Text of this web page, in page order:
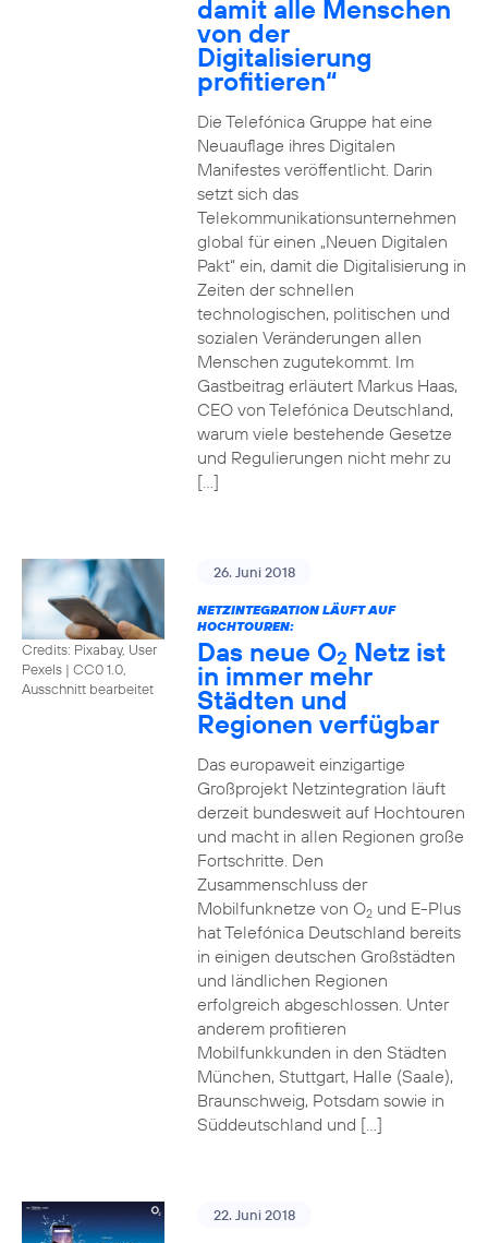
damit alle Menschen
von der
Digitalisierung
profitieren“
Die Telefónica Gruppe hat eine
Neuauflage ihres Digitalen
Manifestes veröffentlicht. Darin
setzt sich das
Telekommunikationsunternehmen
global für einen „Neuen Digitalen
Pakt“ ein, damit die Digitalisierung in
Zeiten der schnellen
technologischen, politischen und
sozialen Veränderungen allen
Menschen zugutekommt. Im
Gastbeitrag erläutert Markus Haas,
CEO von Telefónica Deutschland,
warum viele bestehende Gesetze
und Regulierungen nicht mehr zu
[…]
Credits: Pixabay, User
Pexels | CC0 1.0,
Ausschnitt bearbeitet
26. Juni 2018
NETZINTEGRATION LÄUFT AUF
HOCHTOUREN:
Das neue O2 Netz ist
in immer mehr
Städten und
Regionen verfügbar
Das europaweit einzigartige
Großprojekt Netzintegration läuft
derzeit bundesweit auf Hochtouren
und macht in allen Regionen große
Fortschritte. Den
Zusammenschluss der
Mobilfunknetze von O2und E-Plus
hat Telefónica Deutschland bereits
in einigen deutschen Großstädten
und ländlichen Regionen
erfolgreich abgeschlossen. Unter
anderem profitieren
Mobilfunkkunden in den Städten
München, Stuttgart, Halle (Saale),
Braunschweig, Potsdam sowie in
Süddeutschland und […]
22. Juni 2018